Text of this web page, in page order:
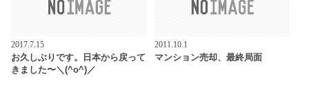
2017.7.15
お久しぶりです。日本から戻って
きました〜＼(^o^)／
2011.10.1
マンション売却、最終局面